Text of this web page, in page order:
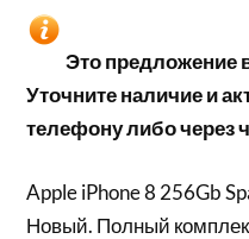
Это предложение
Уточните наличие и
телефону либо через
Apple iPhone 8 256Gb
Новый. Полный